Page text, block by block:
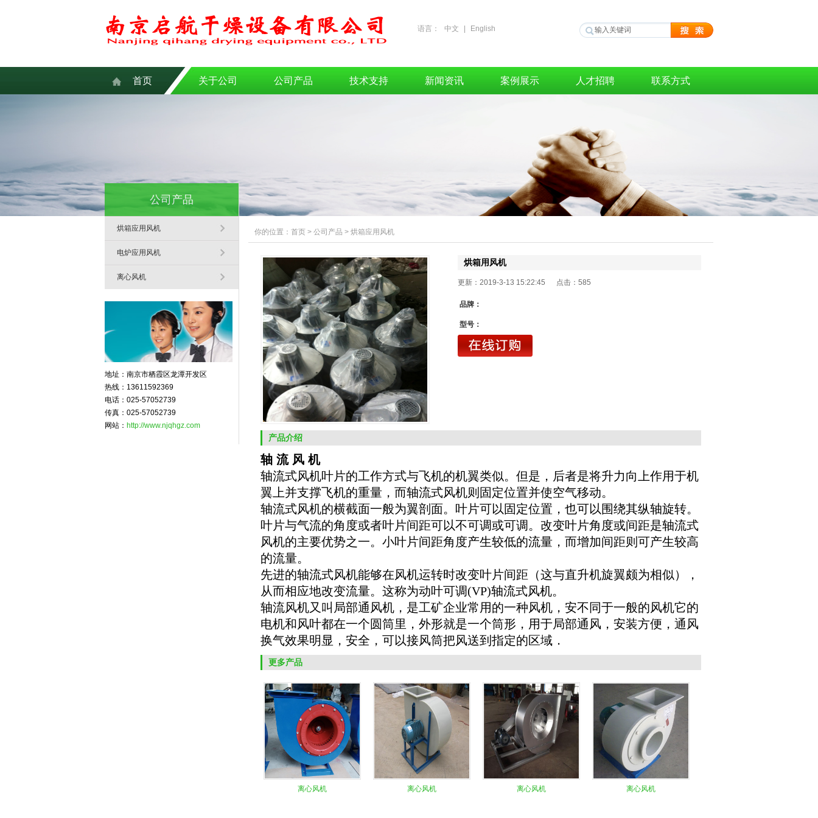
语言： 中文 English
首页 关于公司 公司产品 技术支持 新闻资讯 案例展示 人才招聘 联系方式
公司产品
烘箱应用风机
电炉应用风机
离心风机
地址：南京市栖霞区龙潭开发区
热线：13611592369
电话：025-57052739
传真：025-57052739
网站： http://www.njqhgz.com
你的位置： 首页 > 公司产品 > 烘箱应用风机
烘箱用风机
更新：2019-3-13 15:22:45 点击： 585
品牌：
型号：
产品介绍
轴 流 风 机
轴流式风机叶片的工作方式与飞机的机翼类似。但是，后者是将升力向上作用于机
翼上并支撑飞机的重量，而轴流式风机则固定位置并使空气移动。
轴流式风机的横截面一般为翼剖面。叶片可以固定位置，也可以围绕其纵轴旋转。
叶片与气流的角度或者叶片间距可以不可调或可调。改变叶片角度或间距是轴流式
风机的主要优势之一。小叶片间距角度产生较低的流量，而增加间距则可产生较高
的流量。
先进的轴流式风机能够在风机运转时改变叶片间距（这与直升机旋翼颇为相似），
从而相应地改变流量。这称为动叶可调(VP)轴流式风机。
轴流风机又叫局部通风机 ，是工矿企业常用的一种风机，安不同于一般的风机它的
电机和风叶都在一个圆筒里，外形就是一个筒形，用于局部通风，安装方便，通风
换气效果明显，安全，可以接风筒把风送到指定的区域．
更多产品
离心风机 离心风机 离心风机 离心风机